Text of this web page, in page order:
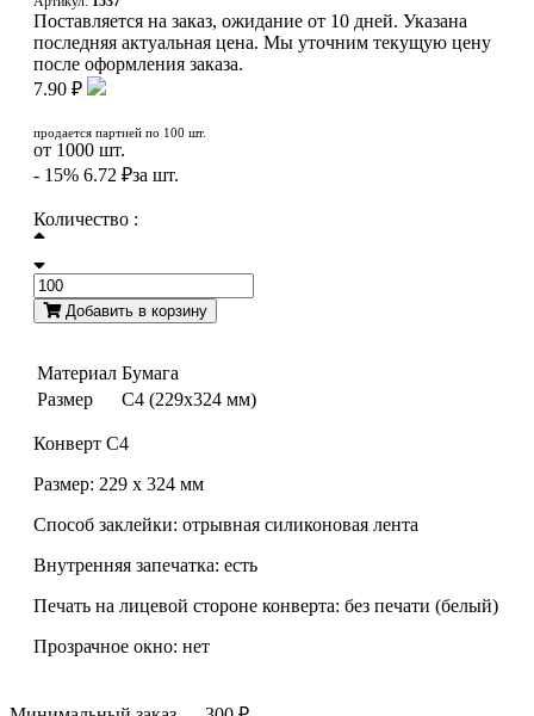
Поставляется на заказ, ожидание от 10 дней. Указана
последняя актуальная цена. Мы уточним текущую цену
после оформления заказа.
7.90 ₽
продается партией по 100 шт.
от 1000 шт.
- 15% 6.72 ₽за шт.
Количество :
Добавить в корзину
Материал Бумага
Размер
С4 (229x324 мм)
Конверт С4
Размер: 229 х 324 мм
Способ заклейки: отрывная cиликоновая лента
Внутренняя запечатка: есть
Печать на лицевой стороне конверта: без печати (белый)
Прозрачное окно: нет